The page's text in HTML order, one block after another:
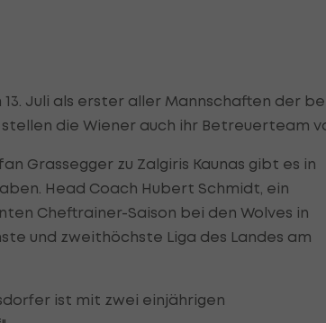
Juli als erster aller Mannschaften der
die Wiener auch ihr Betreuerteam
Grassegger zu Zalgiris Kaunas gibt es in
Head Coach Hubert Schmidt, ein
Cheftrainer-Saison bei den Wolves in
und zweithöchste Liga des Landes am
ist mit zwei einjährigen